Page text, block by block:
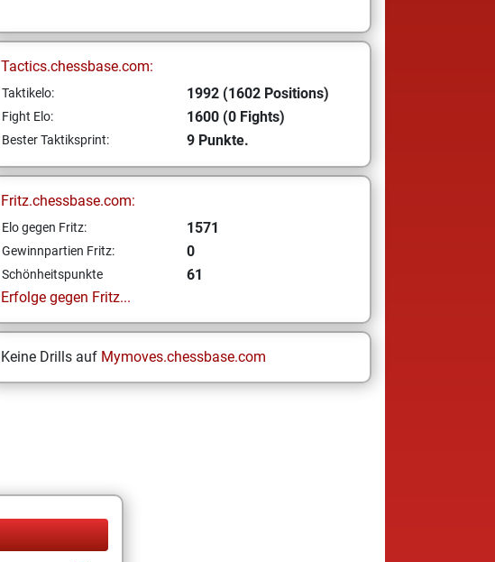
Tactics.chessbase.com:
Taktikelo: 1992 (1602 Positions)
Fight Elo: 1600 (0 Fights)
Bester Taktiksprint: 9 Punkte.
Fritz.chessbase.com:
Elo gegen Fritz: 1571
Gewinnpartien Fritz: 0
Schönheitspunkte
61
Erfolge gegen Fritz...
Keine Drills auf Mymoves.chessbase.com